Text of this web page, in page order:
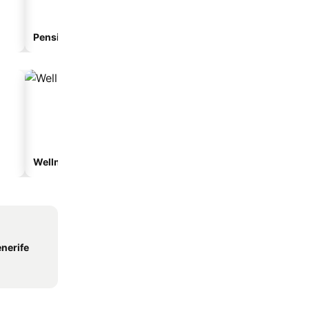
Pension
Wellnesshotels